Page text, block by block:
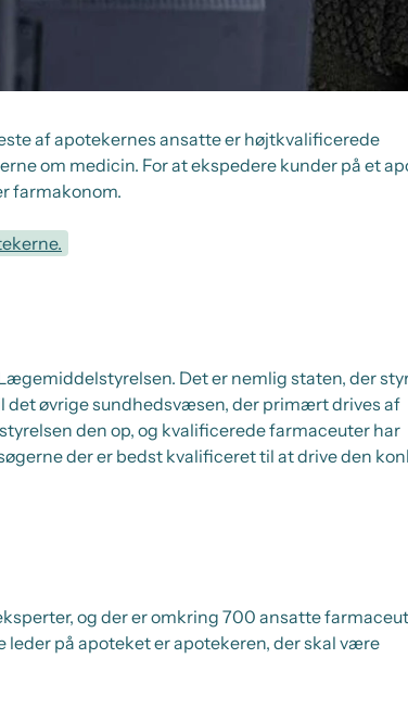
af apotekernes ansatte er højtkvalificerede
om medicin. For at ekspedere kunder på et
farmakonom.
Det er nemlig staten, der
øvrige sundhedsvæsen, der primært drives af
den op, og kvalificerede farmaceuter har
der er bedst kvalificeret til at drive den
og der er omkring 700 ansatte
leder på apoteket er apotekeren, der skal være